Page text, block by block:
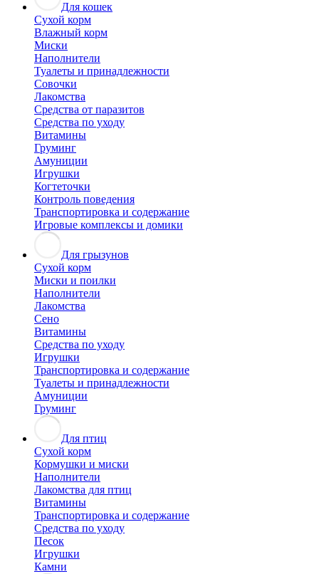
Для кошек
Сухой корм
Влажный корм
Миски
Наполнители
Туалеты и принадлежности
Совочки
Лакомства
Средства от паразитов
Средства по уходу
Витамины
Груминг
Амуниции
Игрушки
Когтеточки
Контроль поведения
Транспортировка и содержание
Игровые комплексы и домики
Для грызунов
Сухой корм
Миски и поилки
Наполнители
Лакомства
Сено
Витамины
Средства по уходу
Игрушки
Транспортировка и содержание
Туалеты и принадлежности
Амуниции
Груминг
Для птиц
Сухой корм
Кормушки и миски
Наполнители
Лакомства для птиц
Витамины
Транспортировка и содержание
Средства по уходу
Песок
Игрушки
Камни